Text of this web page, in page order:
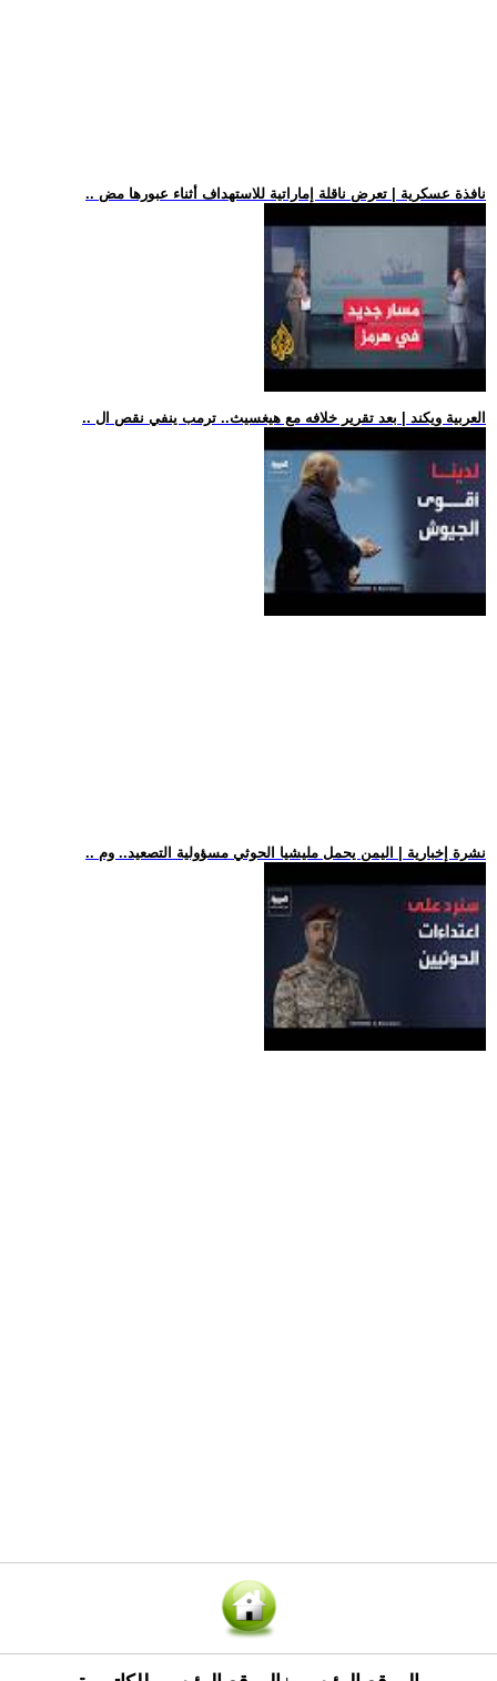
.. نافذة عسكرية | تعرض ناقلة إماراتية للاستهداف أثناء عبورها مض
.. العربية ويكند | بعد تقرير خلافه مع هيغسيث.. ترمب ينفي نقص ال
.. نشرة إخبارية | اليمن يحمل مليشيا الحوثي مسؤولية التصعيد.. وم